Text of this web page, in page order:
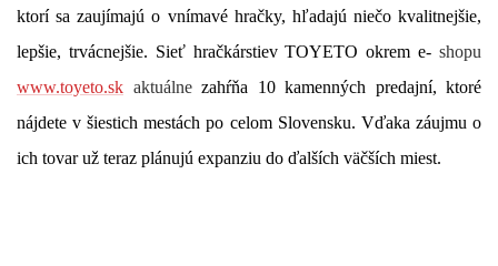
ktorí sa zaujímajú o vnímavé hračky, hľadajú niečo kvalitnejšie,
lepšie, trvácnejšie. Sieť hračkárstiev TOYETO okrem e- shopu
www.toyeto.sk aktuálne zahŕňa 10 kamenných predajní, ktoré
nájdete v šiestich mestách po celom Slovensku. Vďaka záujmu o
ich tovar už teraz plánujú expanziu do ďalších väčších miest.